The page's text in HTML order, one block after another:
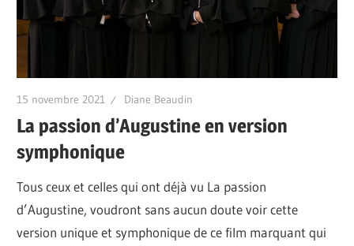
15 novembre 2021 Diane Beaudin
La passion d’Augustine en version
symphonique
Tous ceux et celles qui ont déjà vu La passion
d’Augustine, voudront sans aucun doute voir cette
version unique et symphonique de ce film marquant qui